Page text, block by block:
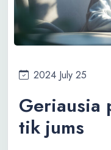
2024 July 25
Geriausia
tik jums